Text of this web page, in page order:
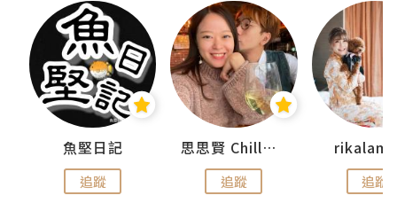
魚堅日記
追蹤
思思賢 ChillMyBabe
追蹤 追蹤